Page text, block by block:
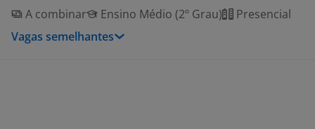
A combinar
Ensino Médio (2º Grau)
Presencial
Vagas semelhantes